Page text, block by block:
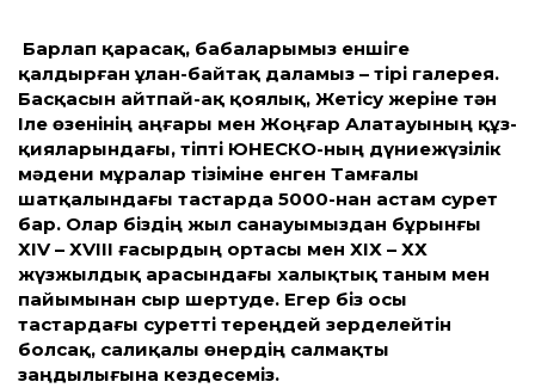
Барлап қарасақ, бабаларымыз еншіге
қалдырған ұлан-байтақ даламыз – тірі галерея.
Басқасын айтпай-ақ қоялық, Жетісу жеріне тән
Іле өзенінің аңғары мен Жоңғар Алатауының құз-
қияларындағы, тіпті ЮНЕСКО-ның дүниежүзілік
мәдени мұралар тізіміне енген Тамғалы
шатқалындағы тастарда 5000-нан астам сурет
бар. Олар біздің жыл санауымыздан бұрынғы
ХІV – ХVІІІ ғасырдың ортасы мен ХІХ – ХХ
жүзжылдық арасындағы халықтық таным мен
пайымынан сыр шертуде. Егер біз осы
тастардағы суретті тереңдей зерделейтін
болсақ, салиқалы өнердің салмақты
заңдылығына кездесеміз.